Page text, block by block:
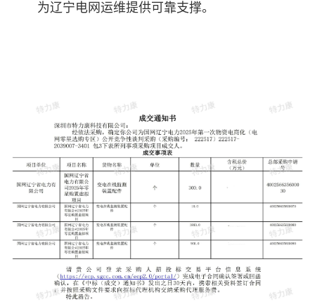
为辽宁电网运维提供可靠支撑。